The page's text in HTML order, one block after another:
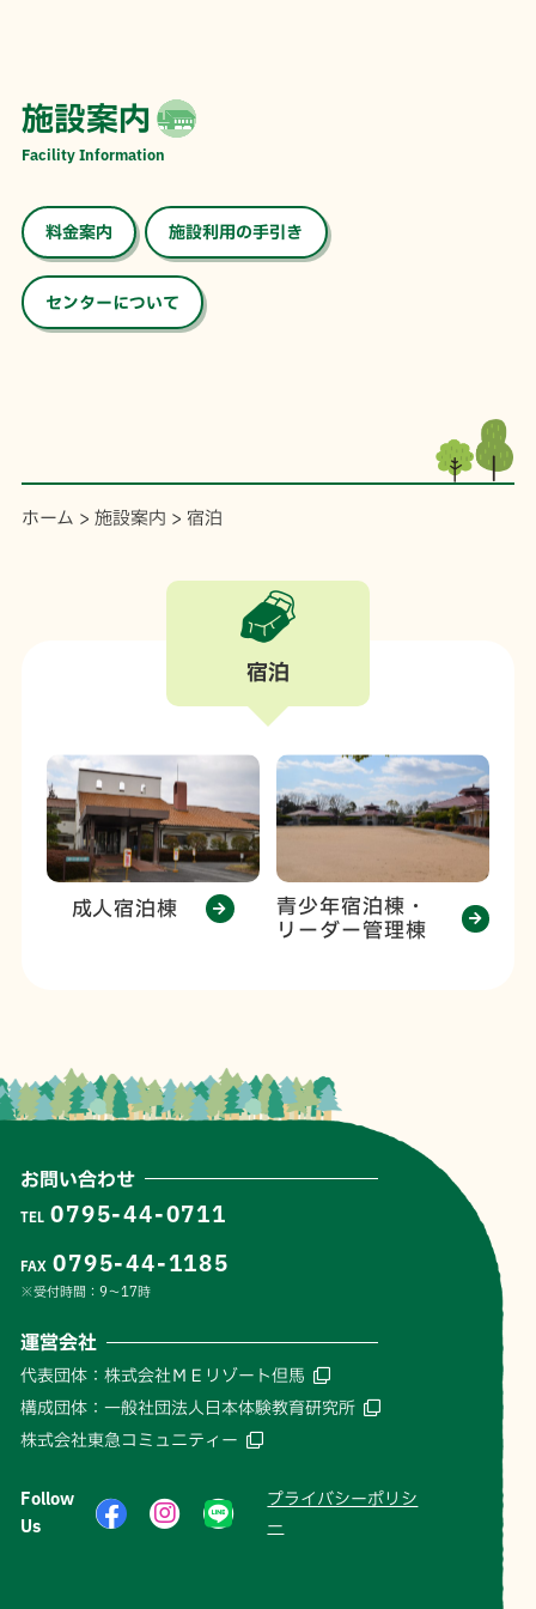
施設案内
Facility Information
料金案内 施設利用の手引き
センターについて
ホーム > 施設案内 > 宿泊
宿泊
成人宿泊棟
青少年宿泊棟・
リーダー管理棟
お問い合わせ
TEL 0795-44-0711
FAX 0795-44-1185
※受付時間：9〜17時
運営会社
代表団体：株式会社ＭＥリゾート但馬
構成団体：一般社団法人日本体験教育研究所
株式会社東急コミュニティー
Follow
Us
プライバシーポリシ
ー